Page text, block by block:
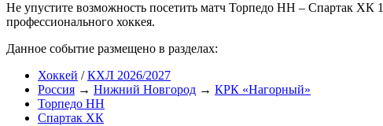
Не упустите возможность посетить матч Торпедо НН – Спартак
профессионального хоккея.
Данное событие размещено в разделах:
Хоккей /КХЛ 2026/2027
Россия → Нижний Новгород → КРК «Нагорный»
Торпедо НН
Спартак ХК